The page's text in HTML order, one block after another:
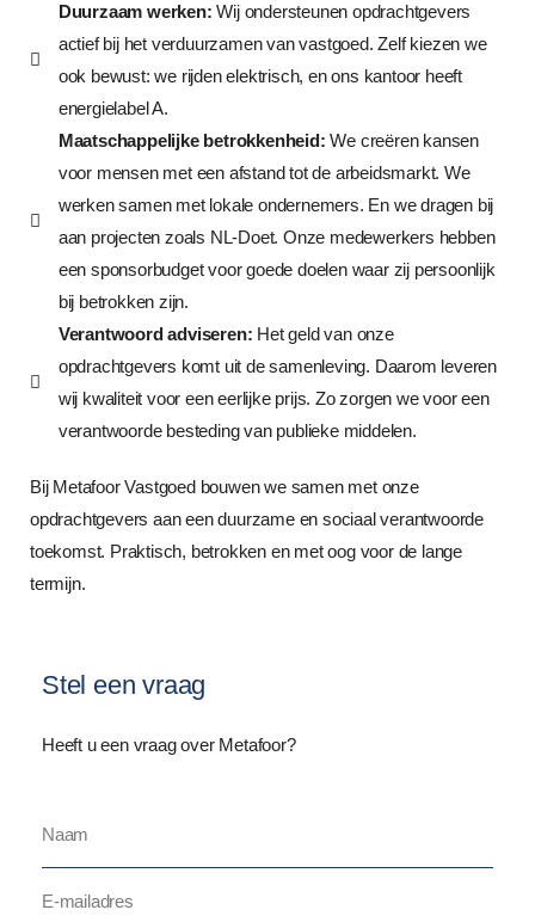
Duurzaam werken: Wij ondersteunen opdrachtgevers
actief bij het verduurzamen van vastgoed. Zelf kiezen we
ook bewust: we rijden elektrisch, en ons kantoor heeft
energielabel A.
Maatschappelijke betrokkenheid:We creëren kansen
voor mensen met een afstand tot de arbeidsmarkt. We
werken samen met lokale ondernemers. En we dragen bij
aan projecten zoals NL-Doet. Onze medewerkers hebben
een sponsorbudget voor goede doelen waar zij persoonlijk
bij betrokken zijn.
Verantwoord adviseren: Het geld van onze
opdrachtgevers komt uit de samenleving. Daarom leveren
wij kwaliteit voor een eerlijke prijs. Zo zorgen we voor een
verantwoorde besteding van publieke middelen.
Bij Metafoor Vastgoed bouwen we samen met onze
opdrachtgevers aan een duurzame en sociaal verantwoorde
toekomst. Praktisch, betrokken en met oog voor de lange
termijn.
Stel een vraag
Heeft u een vraag over Metafoor?